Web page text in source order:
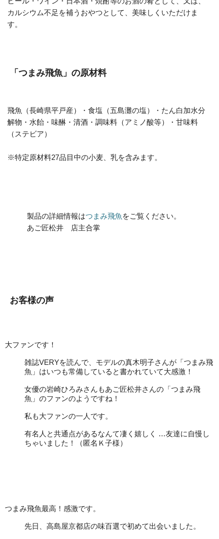
カルシウム不足を補うおやつとして、美味しくいただけま
す。
「つまみ飛魚」の原材料
飛魚（長崎県平戸産）・食塩（五島灘の塩）・たん白加水分
解物・水飴・味醂・清酒・調味料（アミノ酸等）・甘味料
（ステビア）
※特定原材料27品目中の小麦、乳を含みます。
製品の詳細情報はつまみ飛魚 をご覧ください。
あご匠松井 店主合掌
お客様の声
大ファンです！
雑誌VERYを読んで、モデルの真木明子さんが「つまみ飛
魚」はいつも常備していると書かれていて大感激！
女優の岩崎ひろみさんもあご匠松井さんの「つまみ飛
魚」のファンのようですね！
私も大ファンの一人です。
有名人と共通点があるなんて凄く嬉しく …友達に自慢し
ちゃいました！（匿名Ｋ子様）
つまみ飛魚最高！感激です。
先日、高島屋京都店の味百選で初めて出会いました。